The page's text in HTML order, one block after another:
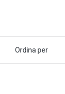
Ordina per